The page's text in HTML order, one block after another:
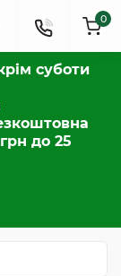
суботи
до 25
0